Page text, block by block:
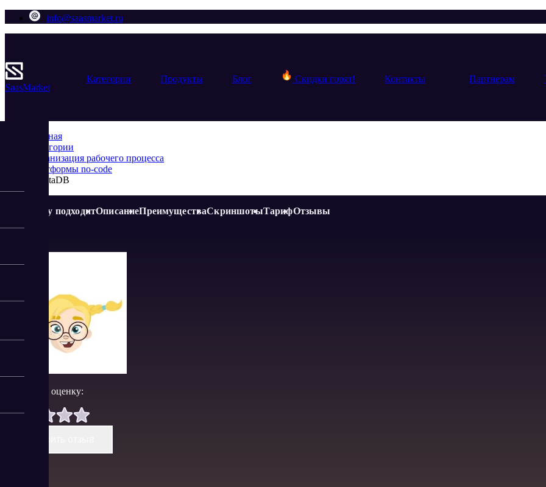
info@saasmarket.ru
SaasMarket
Категории Продукты Блог Скидки горят! Контакты Партнерам
Главная
Категории
Организация рабочего процесса
Платформы no-code
QuintaDB
Кому подходитОписаниеПреимуществаСкриншотыТарифОтзывы
Поставить оценку: